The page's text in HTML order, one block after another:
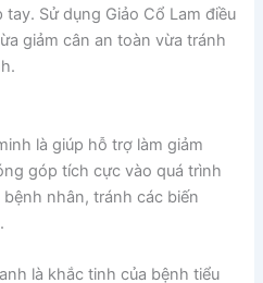
Sử dụng Giảo Cổ Lam điều
giảm cân an toàn vừa tránh
là giúp hỗ trợ làm giảm
góp tích cực vào quá trình
nhân, tránh các biến
là khắc tinh của bệnh tiểu